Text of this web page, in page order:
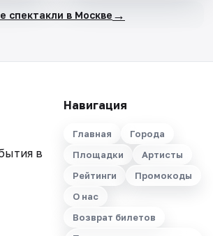
спектакли в Москве →
в
Навигация
Главная
Города
Площадки
Артисты
Рейтинги
Промокоды
О нас
Возврат билетов